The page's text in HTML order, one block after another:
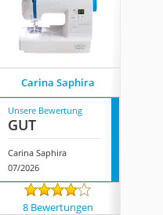
Carina Saphira
Unsere Bewertung
GUT
Carina Saphira
07/2026
8 Bewertungen